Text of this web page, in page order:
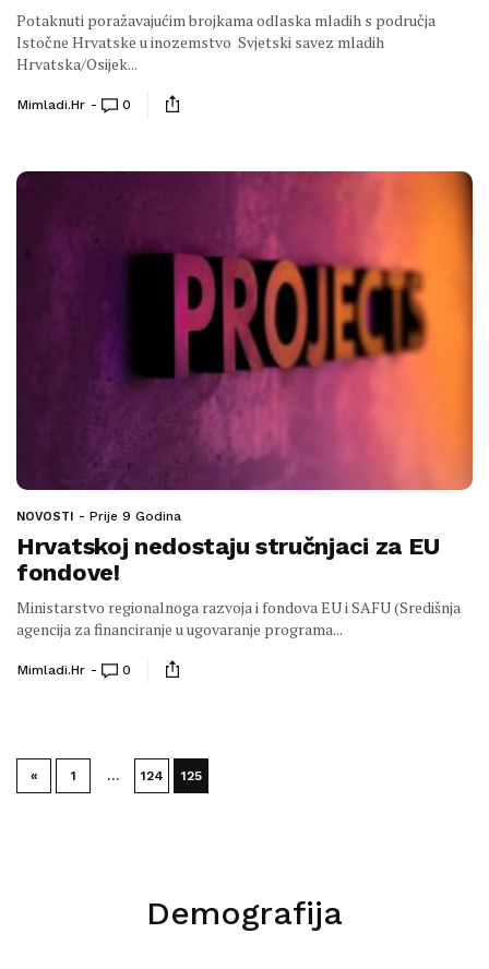
Potaknuti poražavajućim brojkama odlaska mladih s područja
Istočne Hrvatske u inozemstvo Svjetski savez mladih
Hrvatska/Osijek...
Mimladi.hr 0
NOVOSTI Prije 9 Godina
Hrvatskoj nedostaju stručnjaci za EU
fondove!
Ministarstvo regionalnoga razvoja i fondova EU i SAFU (Središnja
agencija za financiranje u ugovaranje programa...
Mimladi.hr 0
« 1 … 124 125
Demografija